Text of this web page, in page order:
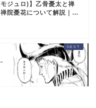
モジュロ)】乙骨憂太と禅
院憂花について解説｜...